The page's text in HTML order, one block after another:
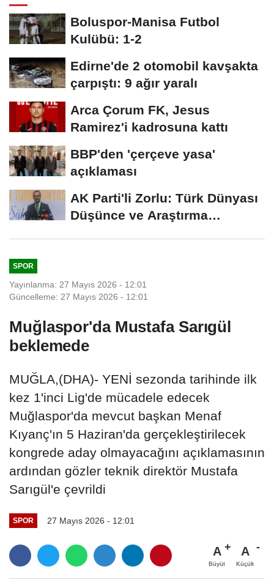
Boluspor-Manisa Futbol
Kulübü: 1-2
Edirne'de 2 otomobil kavşakta
çarpıştı: 9 ağır yaralı
Arca Çorum FK, Jesus
Ramirez'i kadrosuna kattı
BBP'den 'çerçeve yasa'
açıklaması
AK Parti'li Zorlu: Türk Dünyası
Düşünce ve Araştırma
SPOR
Yayınlanma: 27 Mayıs 2026 - 12:01
Güncelleme: 27 Mayıs 2026 - 12:01
Muğlaspor'da Mustafa Sarıgül
beklemede
MUĞLA,(DHA)- YENİ sezonda tarihinde ilk
kez 1'inci Lig'de mücadele edecek
Muğlaspor'da mevcut başkan Menaf
Kıyanç'ın 5 Haziran'da gerçekleştirilecek
kongrede aday olmayacağını açıklamasının
ardından gözler teknik direktör Mustafa
Sarıgül'e çevrildi
SPOR 27 Mayıs 2026 - 12:01
A
Büyüt
A
Küçült